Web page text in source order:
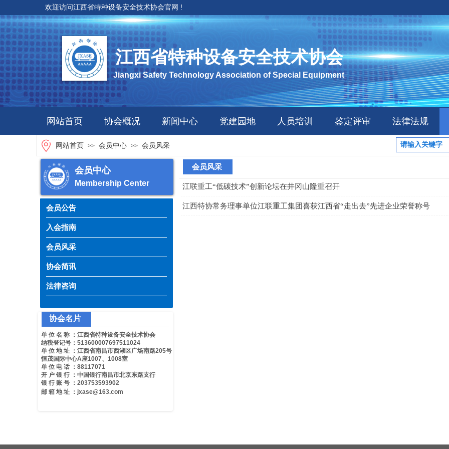
欢迎访问江西省特种设备安全技术协会官网 !
江西省特种设备安全技术协会
Jiangxi Safety Technology Association of Special Equipment
按钮文本
网站首页 协会概况 新闻中心 党建园地 人员培训 鉴定评审 法律法规
网站首页 >> 会员中心 >> 会员风采
Membership Center
会员中心
按钮文本
按钮文本
协会名片
单 位 名 称 ：江西省特种设备安全技术协会
纳税登记号：513600007697511024
单 位 地 址 ：江西省南昌市西湖区广场南路205号
恒茂国际中心A座1007、1008室
单 位 电 话 ：88117071
开 户 银 行 ：中国银行南昌市北京东路支行
银 行 账 号 ： 203753593902
邮 箱 地 址 ： jxase@163.com
会员公告
入会指南
会员风采
协会简讯
法律咨询
按钮文本
会员风采
江联重工“低碳技术”创新论坛在井冈山隆重召开
江西特协常务理事单位江联重工集团喜获江西省“走出去”先进企业荣誉称号